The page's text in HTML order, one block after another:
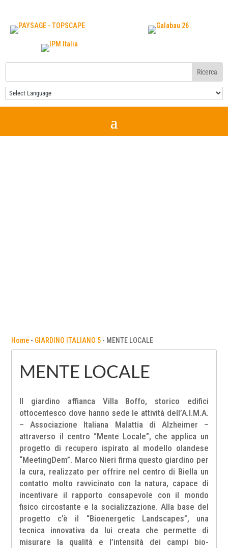
Home - GIARDINO ITALIANO 5 - MENTE LOCALE
MENTE LOCALE
Il giardino affianca Villa Boffo, storico edifici
ottocentesco dove hanno sede le attività dell’A.I.M.A.
– Associazione Italiana Malattia di Alzheimer –
attraverso il centro “Mente Locale”, che applica un
progetto di recupero ispirato al modello olandese
“MeetingDem”. Marco Nieri firma questo giardino per
la cura, realizzato per offrire nel centro di Biella un
contatto molto ravvicinato con la natura, capace di
incentivare il rapporto consapevole con il mondo
fisico circostante e la socializzazione. Alla base del
progetto c’è il “Bioenergetic Landscapes”, una
tecnica innovativa da lui creata che permette di
misurare la qualità e l’intensità dei campi bio-